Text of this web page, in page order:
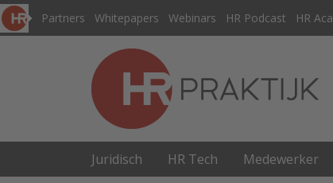
Partners Whitepapers Webinars HR Podcast HR
Juridisch HR Tech Medewerker